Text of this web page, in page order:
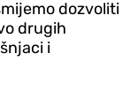
dozvoliti
drugih
i